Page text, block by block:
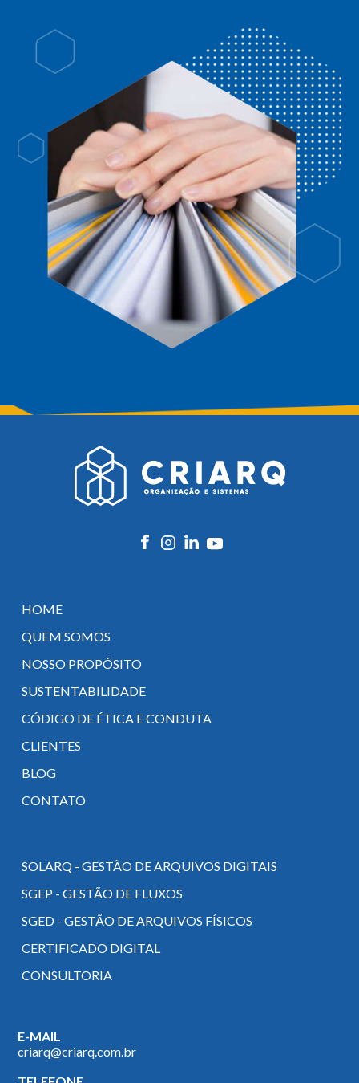
HOME
QUEM SOMOS
NOSSO PROPÓSITO
SUSTENTABILIDADE
CÓDIGO DE ÉTICA E CONDUTA
CLIENTES
BLOG
CONTATO
SOLARQ - GESTÃO DE ARQUIVOS DIGITAIS
SGEP - GESTÃO DE FLUXOS
SGED - GESTÃO DE ARQUIVOS FÍSICOS
CERTIFICADO DIGITAL
CONSULTORIA
E-MAIL
criarq@criarq.com.br